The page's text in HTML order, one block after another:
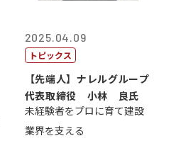
2025.04.09
トピックス
【先端人】ナレルグループ
代表取締役 小林 良氏
未経験者をプロに育て建設
業界を支える